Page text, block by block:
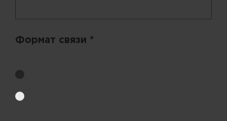
Формат связи *